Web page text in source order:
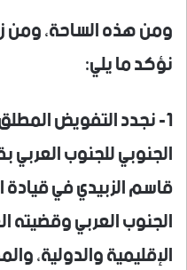
ومن هذه الساحة، ومن
نؤكد ما يلي:
1- نجدد التفويض
الجنوبي للجنوب
قاسم الزبيدي في
الجنوب العربي وقضيته
الإقليمية والدولية،